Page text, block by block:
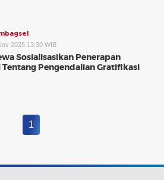
2025 13:30 WIB
Sosialisasikan Penerapan
Tentang Pengendalian Gratifikasi
1